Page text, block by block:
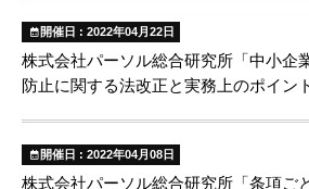
開催日 : 2022年04月22日
株式会社パーソル総合研究所「中小企
防止に関する法改正と実務上のポイン
開催日 : 2022年04月08日
株式会社パーソル総合研究所「条項ご